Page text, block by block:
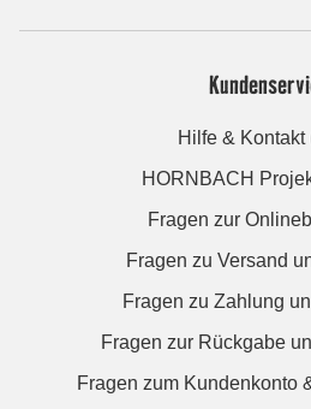
Hilfe & Kontakt
HORNBACH
Fragen zur
Fragen zu Versand
Fragen zu Zahlung
Fragen zur Rückgabe
Fragen zum Kundenkonto